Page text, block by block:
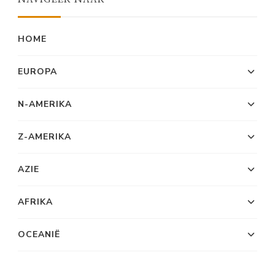
HOME
EUROPA
N-AMERIKA
Z-AMERIKA
AZIE
AFRIKA
OCEANIË